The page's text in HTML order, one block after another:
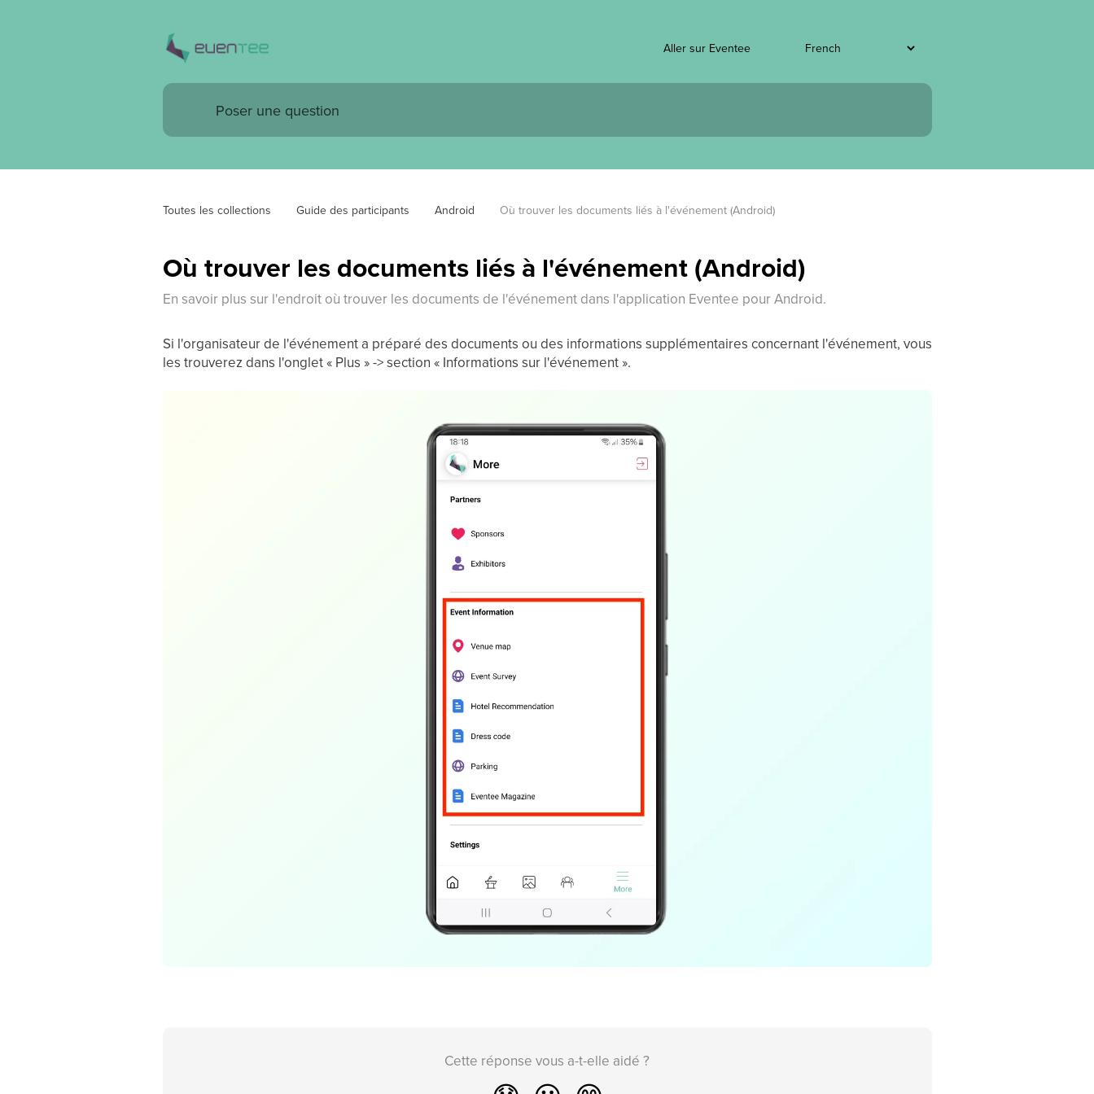
Aller sur Eventee
Toutes les collections Guide des participants Android Où trouver les documents liés à l'événement (Android)
Où trouver les documents liés à l'événement (Android)
En savoir plus sur l'endroit où trouver les documents de l'événement dans l'application Eventee pour Android.
Si l'organisateur de l'événement a préparé des documents ou des informations supplémentaires concernant l'événement, vous
les trouverez dans l'onglet « Plus » -> section « Informations sur l'événement ».
Cette réponse vous a-t-elle aidé ?